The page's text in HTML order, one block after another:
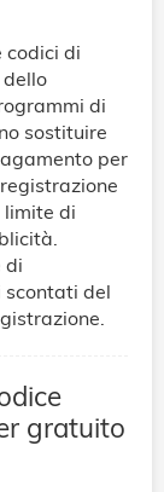
codici di
di
sostituire
per
limite di
di
scontati del
gratuito